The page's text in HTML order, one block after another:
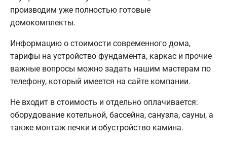
производим уже полностью готовые
домокомплекты.
Информацию о стоимости современного дома,
тарифы на устройство фундамента, каркас и прочие
важные вопросы можно задать нашим мастерам по
телефону, который имеется на сайте компании.
Не входит в стоимость и отдельно оплачивается:
оборудование котельной, бассейна, санузла, сауны, а
также монтаж печки и обустройство камина.